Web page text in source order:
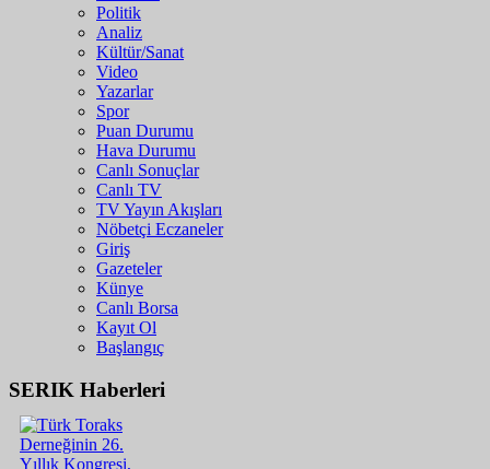
Politik
Analiz
Kültür/Sanat
Video
Yazarlar
Spor
Puan Durumu
Hava Durumu
Canlı Sonuçlar
Canlı TV
TV Yayın Akışları
Nöbetçi Eczaneler
Giriş
Gazeteler
Künye
Canlı Borsa
Kayıt Ol
Başlangıç
SERIK Haberleri